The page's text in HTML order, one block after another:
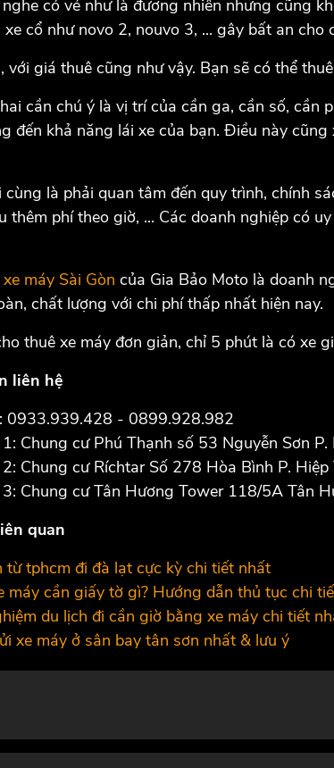
có vẻ như là đương nhiên nhưng cũng
cổ như novo 2, nouvo 3, ... gây bất an cho
với giá thuê cũng như vậy. Bạn sẽ có thể
cần chú ý là vị trí của cần ga, cần số, cần
đến khả năng lái xe của bạn. Điều này
là phải quan tâm đến quy trình, chính
thêm phí theo giờ, ... Các doanh nghiệp có
máy Sài Gòn của Gia Bảo Moto là doanh
chất lượng với chi phí thấp nhất hiện nay.
thuê xe máy đơn giản, chỉ 5 phút là có xe
liên hệ
0933.939.428 - 0899.928.982
Chung cư Phú Thạnh số 53 Nguyễn Sơn P.
Chung cư Ríchtar Số 278 Hòa Bình P. Hiệp
Chung cư Tân Hương Tower 118/5A Tân
quan
từ tphcm đi đà lạt cực kỳ chi tiết nhất
máy cần giấy tờ gì? Hướng dẫn thủ tục chi
du lịch đi cần giờ bằng xe máy chi tiết
xe máy ở sân bay tân sơn nhất & lưu ý